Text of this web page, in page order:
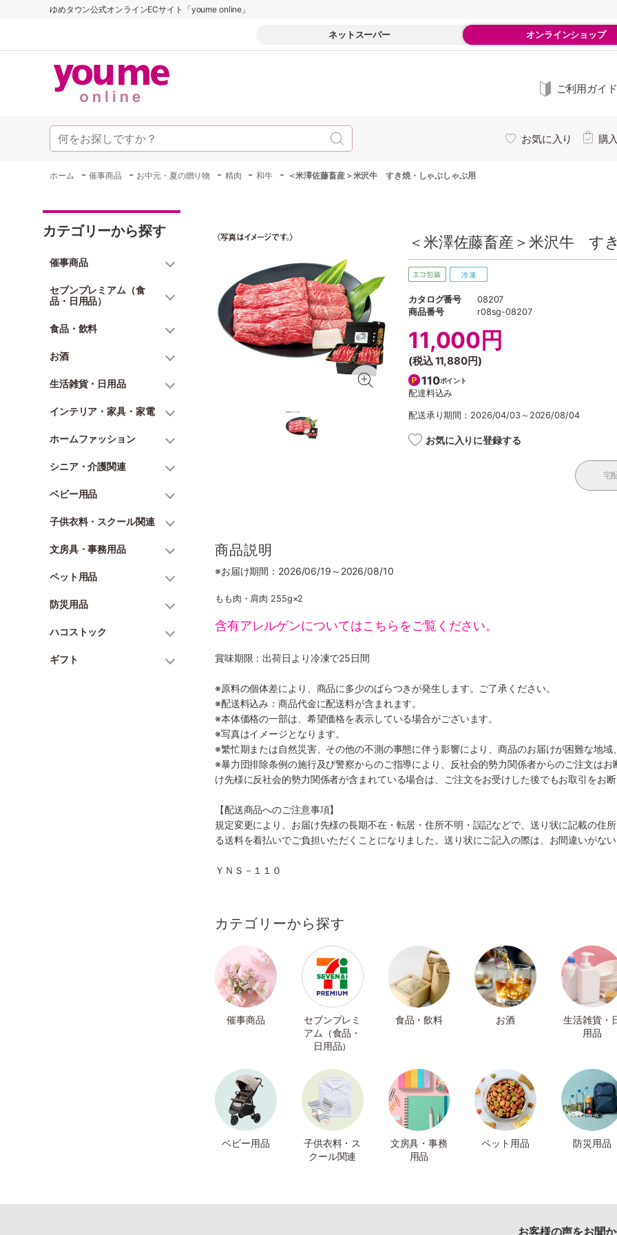
ゆめタウン公式オンラインECサイト「youme online」
ネットスーパー オンラインショップ
ご利用ガイド
お気に入り 購
ホーム -催事商品 - お中元・夏の贈り物 - 精肉 -和牛 - ＜米澤佐藤畜産＞米沢牛 すき焼・しゃぶしゃぶ用
カテゴリーから探す
催事商品
セブンプレミアム（食
品・日用品）
食品・飲料
お酒
生活雑貨・日用品
インテリア・家具・家電
ホームファッション
シニア・介護関連
ベビー用品
子供衣料・スクール関連
文房具・事務用品
ペット用品
防災用品
ハコストック
ギフト
＜米澤佐藤畜産＞米沢牛 す
カタログ番号
08207
商品番号
r08sg-08207
11,000円
(税込11,880円)
110ポイント
配達料込み
配送承り期間：2026/04/03～2026/08/04
お気に入りに登録する
宅
商品説明
※お届け期間：2026/06/19～2026/08/10
もも肉・肩肉 255g×2
含有アレルゲンについてはこちらをご覧ください。
賞味期限：出荷日より冷凍で25日間
※原料の個体差により、商品に多少のばらつきが発生します。ご了承ください。
※配送料込み：商品代金に配送料が含まれます。
※本体価格の一部は、希望価格を表示している場合がございます。
※写真はイメージとなります。
※繁忙期または自然災害、その他の不測の事態に伴う影響により、商品のお届けが困難な地域
※暴力団排除条例の施行及び警察からのご指導により、反社会的勢力関係者からのご注文は
け先様に反社会的勢力関係者が含まれている場合は、ご注文をお受けした後でもお取引をお
【配送商品へのご注意事項】
規定変更により、お届け先様の長期不在・転居・住所不明・誤記などで、送り状に記載の住
る送料を着払いでご負担いただくことになりました。送り状にご記入の際は、お間違いがな
ＹＮＳ－１１０
カテゴリーから探す
催事商品
セブンプレミ
アム（食品・
日用品）
食品・飲料 お酒
生活雑貨・
用品
ベビー用品
子供衣料・ス
クール関連
文房具・事務
用品
ペット用品 防災用品
お客様の声をお聞